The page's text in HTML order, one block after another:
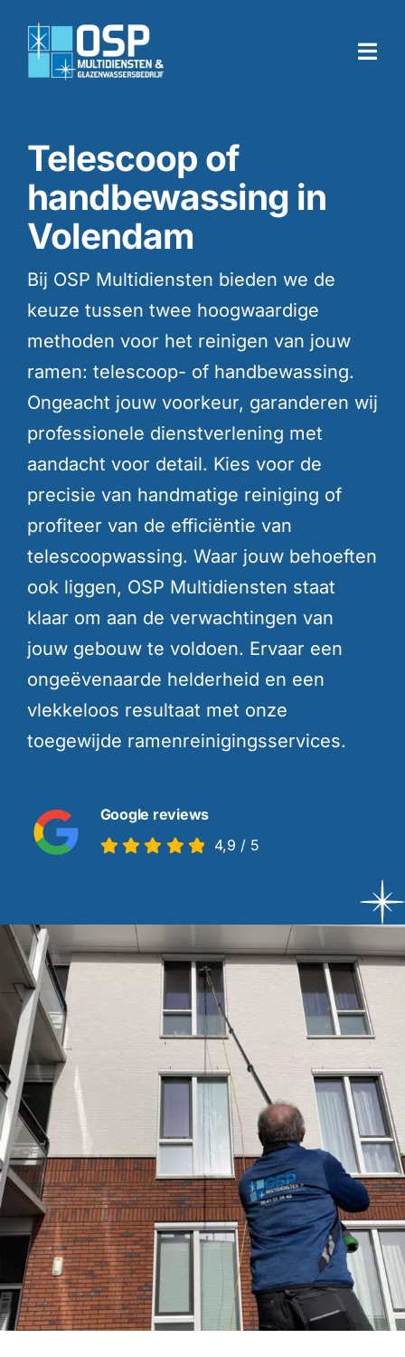
content
Diensten
Over ons
Contact
Offerte aanvragen
Telescoop of
handbewassing in
Volendam
Bij OSP Multidiensten bieden we de
keuze tussen twee hoogwaardige
methoden voor het reinigen van jouw
ramen: telescoop- of handbewassing.
Ongeacht jouw voorkeur, garanderen wij
professionele dienstverlening met
aandacht voor detail. Kies voor de
precisie van handmatige reiniging of
profiteer van de efficiëntie van
telescoopwassing. Waar jouw behoeften
ook liggen, OSP Multidiensten staat
klaar om aan de verwachtingen van
jouw gebouw te voldoen. Ervaar een
ongeëvenaarde helderheid en een
vlekkeloos resultaat met onze
toegewijde ramenreinigingsservices.
Google reviews
4,9 / 5